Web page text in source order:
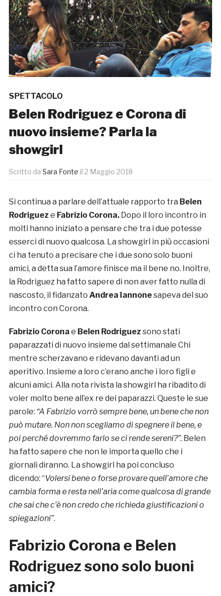
SPETTACOLO
Belen Rodriguez e Corona di
nuovo insieme? Parla la
showgirl
Scritto da Sara Fonte il 2 Maggio 2018
Si continua a parlare dell’attuale rapporto tra Belen
Rodriguez e Fabrizio Corona. Dopo il loro incontro in
molti hanno iniziato a pensare che tra i due potesse
esserci di nuovo qualcosa. La showgirl in più occasioni
ci ha tenuto a precisare che i due sono solo buoni
amici, a detta sua l’amore finisce ma il bene no. Inoltre,
la Rodriguez ha fatto sapere di non aver fatto nulla di
nascosto, il fidanzato Andrea Iannonesapeva del suo
incontro con Corona.
Fabrizio Corona e Belen Rodriguez sono stati
paparazzati di nuovo insieme dal settimanale Chi
mentre scherzavano e ridevano davanti ad un
aperitivo. Insieme a loro c’erano anche i loro figli e
alcuni amici. Alla nota rivista la showgirl ha ribadito di
voler molto bene all’ex re dei paparazzi. Queste le sue
parole: “A Fabrizio vorrò sempre bene, un bene che non
può mutare. Non non scegliamo di spegnere il bene, e
poi perché dovremmo farlo se ci rende sereni?”. Belen
ha fatto sapere che non le importa quello che i
giornali diranno. La showgirl ha poi concluso
dicendo: “Volersi bene o forse provare quell’amore che
cambia forma e resta nell’aria come qualcosa di grande
che sai che c’è non credo che richieda giustificazioni o
spiegazioni”.
Fabrizio Corona e Belen
Rodriguez sono solo buoni
amici?